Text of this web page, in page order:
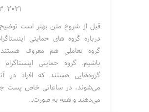
2021
قبل از شروع متن بهتر است
درباره گروه های حمایتی
گروه تعاملی هم معروف
باشیم. گروه حمایتی
گروه‌هایی هستند که افراد در
می‌شوند، در ساعاتی خاص پست
می‌دهند و همه به صورت…